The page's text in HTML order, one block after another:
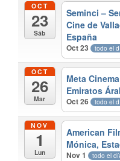
OCT
23
Sáb
Seminci –
Cine de
España
Oct 23 todo el
OCT
26
Mar
Meta
Emiratos
Oct 26 todo el
NOV
1
Lun
American
Mónica,
Nov 1 todo el